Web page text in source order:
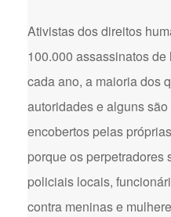
Ativistas dos direitos
100.000 assassinatos
cada ano, a maioria dos
autoridades e alguns
encobertos pelas
porque os perpetradores
policiais locais,
contra meninas e